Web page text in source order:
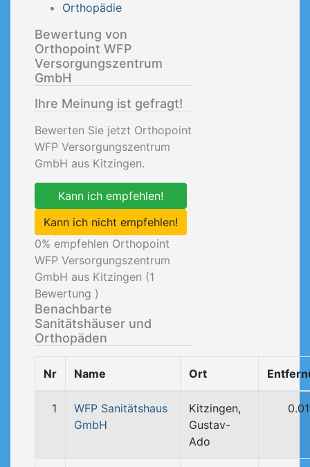
Orthopädie
Bewertung von
Orthopoint WFP
Versorgungszentrum
GmbH
Ihre Meinung ist gefragt!
Bewerten Sie jetzt Orthopoint
WFP Versorgungszentrum
GmbH aus Kitzingen.
Kann ich empfehlen!
Kann ich nicht empfehlen!
0% empfehlen Orthopoint
WFP Versorgungszentrum
GmbH aus Kitzingen (1
Bewertung )
Benachbarte
Sanitätshäuser und
Orthopäden
Nr Name Ort
1
WFP Sanitätshaus
GmbH
Kitzingen,
Gustav-
Ado